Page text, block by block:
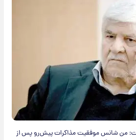
من شانس موفقیت مذاکرات پیش‌رو پس از